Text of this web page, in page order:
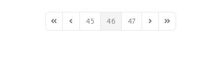
First PagePrevious Page
45 46 47 Next PageLast Page